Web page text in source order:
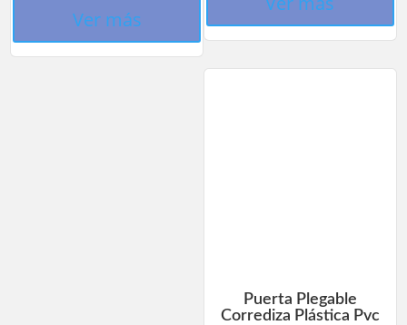
Ver más
Puerta Plegable
Corrediza Plástica Pvc